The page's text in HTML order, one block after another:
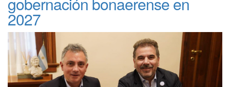
2027